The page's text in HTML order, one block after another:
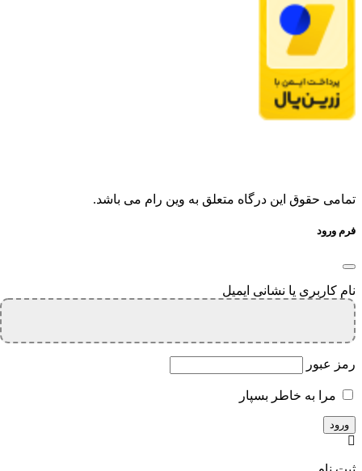
تمامی حقوق این درگاه متعلق به وین رام می باشد.
فرم ورود
نام کاربری یا نشانی ایمیل
رمز عبور
مرا به خاطر بسپار